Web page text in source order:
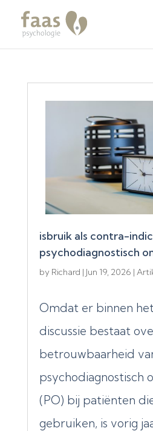
isbruik als contra-
psychodiagnostisch
by Richard | Jun 19, 2026 |
Omdat er binnen
discussie bestaat
betrouwbaarheid
psychodiagnostisch
(PO) bij patiënten
gebruiken, is vorig